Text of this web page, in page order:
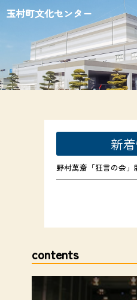
玉村町文化センター
新
野村萬斎「狂言の会」
contents